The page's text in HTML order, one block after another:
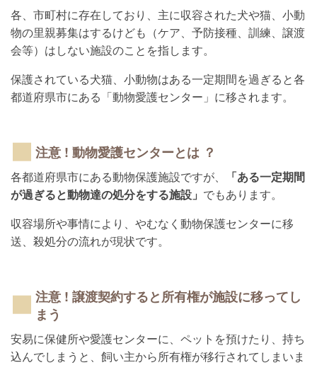
各、市町村に存在しており、主に収容された犬や猫、小動
物の里親募集はするけども（ケア、予防接種、訓練、譲渡
会等）はしない施設のことを指します。
保護されている犬猫、小動物はある一定期間を過ぎると各
都道府県市にある「動物愛護センター」に移されます。
注意 ! 動物愛護センターとは ？
各都道府県市にある動物保護施設ですが、
「ある一定期間
が過ぎると動物達の処分をする施設」 でもあります。
収容場所や事情により、やむなく動物保護センターに移
送、殺処分の流れが現状です。
注意 ! 譲渡契約すると所有権が施設に移ってし
まう
安易に保健所や愛護センターに、ペットを預けたり、持ち
込んでしまうと、飼い主から所有権が移行されてしまいま